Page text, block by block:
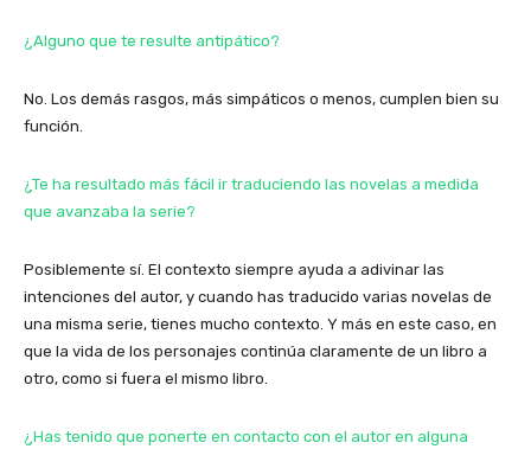
¿Alguno que te resulte antipático?
No. Los demás rasgos, más simpáticos o menos, cumplen bien su
función.
¿Te ha resultado más fácil ir traduciendo las novelas a medida
que avanzaba la serie?
Posiblemente sí. El contexto siempre ayuda a adivinar las
intenciones del autor, y cuando has traducido varias novelas de
una misma serie, tienes mucho contexto. Y más en este caso, en
que la vida de los personajes continúa claramente de un libro a
otro, como si fuera el mismo libro.
¿Has tenido que ponerte en contacto con el autor en alguna